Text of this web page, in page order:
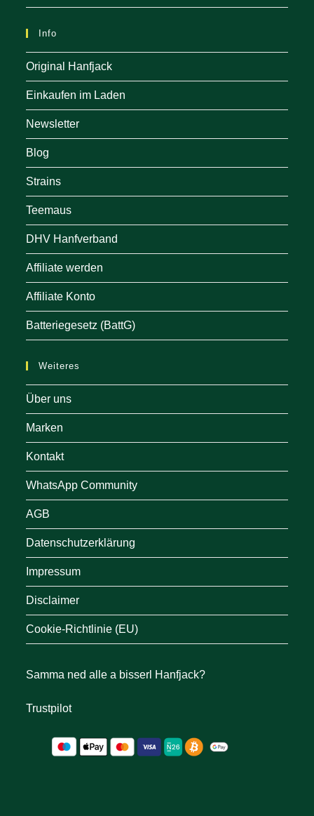
Info
Original Hanfjack
Einkaufen im Laden
Newsletter
Blog
Strains
Teemaus
DHV Hanfverband
Affiliate werden
Affiliate Konto
Batteriegesetz (BattG)
Weiteres
Über uns
Marken
Kontakt
WhatsApp Community
AGB
Datenschutzerklärung
Impressum
Disclaimer
Cookie-Richtlinie (EU)
Samma ned alle a bisserl Hanfjack?
Trustpilot